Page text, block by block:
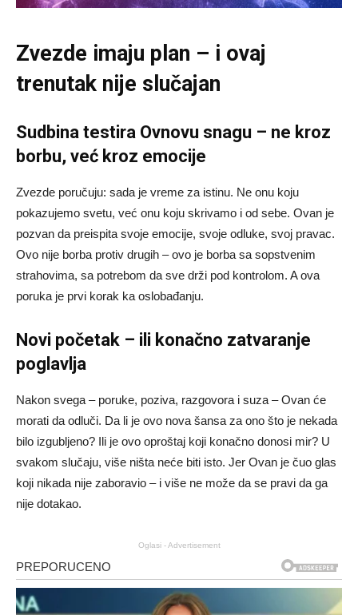
Zvezde imaju plan – i ovaj
trenutak nije slučajan
Sudbina testira Ovnovu snagu – ne kroz
borbu, već kroz emocije
Zvezde poručuju: sada je vreme za istinu. Ne onu koju
pokazujemo svetu, već onu koju skrivamo i od sebe. Ovan je
pozvan da preispita svoje emocije, svoje odluke, svoj pravac.
Ovo nije borba protiv drugih – ovo je borba sa sopstvenim
strahovima, sa potrebom da sve drži pod kontrolom. A ova
poruka je prvi korak ka oslobađanju.
Novi početak – ili konačno zatvaranje
poglavlja
Nakon svega – poruke, poziva, razgovora i suza – Ovan će
morati da odluči. Da li je ovo nova šansa za ono što je nekada
bilo izgubljeno? Ili je ovo oproštaj koji konačno donosi mir? U
svakom slučaju, više ništa neće biti isto. Jer Ovan je čuo glas
koji nikada nije zaboravio – i više ne može da se pravi da ga
nije dotakao.
Oglasi - Advertisement